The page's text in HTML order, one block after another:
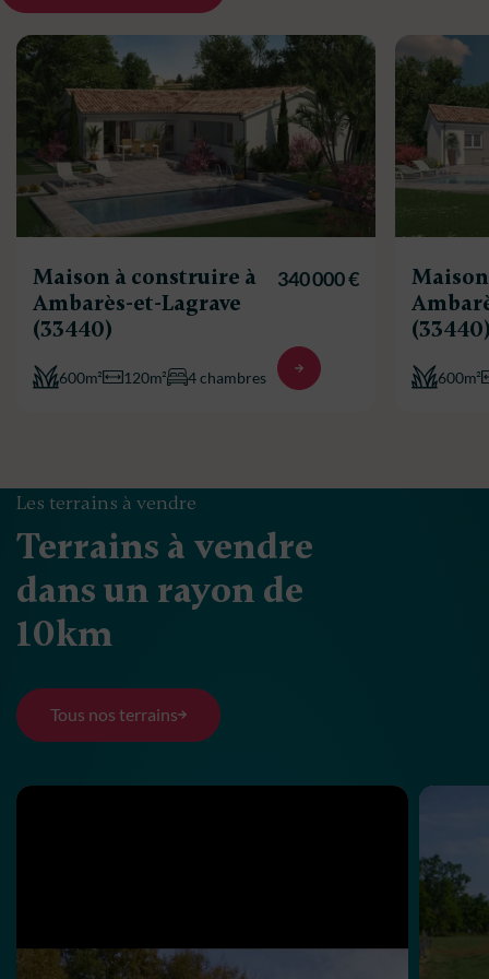
Maison à construire à
Ambarès-et-Lagrave
(33440)
600m² 120m² 4 chambres
340 000 €
600m²
Les terrains à vendre
Terrains à vendre
dans un rayon de
10km
Tous nos terrains